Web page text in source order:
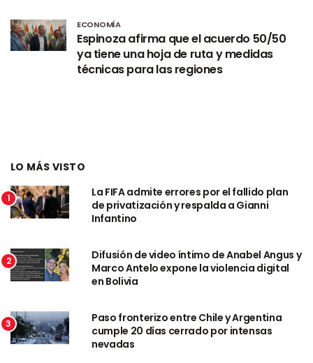
ECONOMÍA
Espinoza afirma que el acuerdo 50/50
ya tiene una hoja de ruta y medidas
técnicas para las regiones
LO MÁS VISTO
1
La FIFA admite errores por el fallido plan
de privatización y respalda a Gianni
Infantino
2
Difusión de video íntimo de Anabel Angus y
Marco Antelo expone la violencia digital
en Bolivia
3
Paso fronterizo entre Chile y Argentina
cumple 20 días cerrado por intensas
nevadas